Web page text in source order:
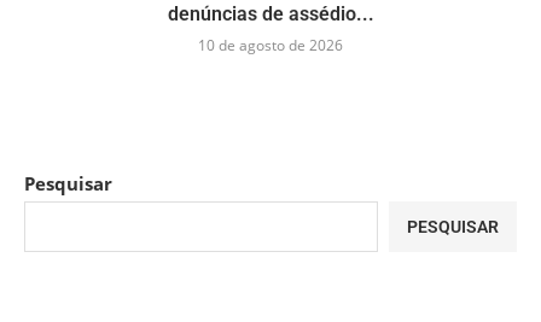
denúncias de assédio...
10 de agosto de 2026
Pesquisar
PESQUISAR